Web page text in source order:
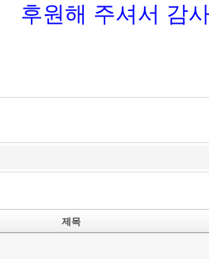
후원해 주셔서 감
제목